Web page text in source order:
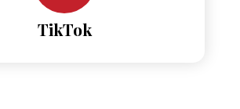
TikTok